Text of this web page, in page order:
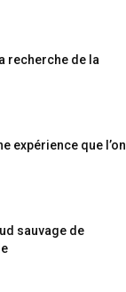
recherche de la
expérience que l’on
sauvage de